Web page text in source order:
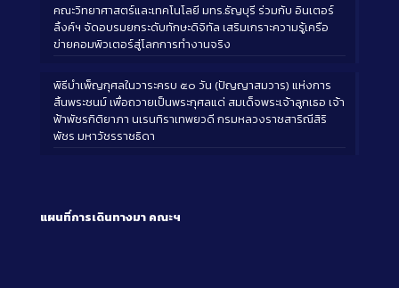
คณะวิทยาศาสตร์และเทคโนโลยี มทร.ธัญบุรี ร่วมกับ อินเตอร์
ลิ้งค์ฯ จัดอบรมยกระดับทักษะดิจิทัล เสริมเกราะความรู้เครือ
ข่ายคอมพิวเตอร์สู่โลกการทำงานจริง
พิธีบำเพ็ญกุศลในวาระครบ ๕๐ วัน (ปัญญาสมวาร) แห่งการ
สิ้นพระชนม์ เพื่อถวายเป็นพระกุศลแด่ สมเด็จพระเจ้าลูกเธอ เจ้า
ฟ้าพัชรกิติยาภา นเรนทิราเทพยวดี กรมหลวงราชสาริณีสิริ
พัชร มหาวัชรราชธิดา
แผนที่การเดินทางมา คณะฯ